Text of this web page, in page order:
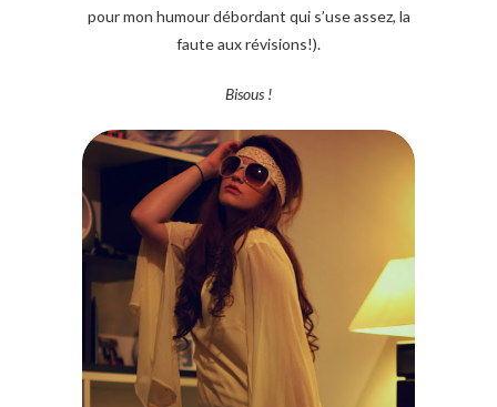
pour mon humour débordant qui s’use assez, la
faute aux révisions!).
Bisous !